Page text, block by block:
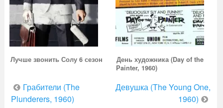
Лучше звонить Солу 6 сезон
День художника (Day of the
Painter, 1960)
Навигация
по
Грабители (The
Plunderers, 1960)
Девушка (The Young One,
1960)